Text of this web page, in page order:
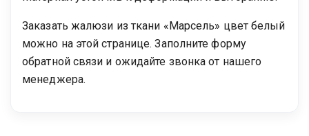
Заказать жалюзи из ткани «Марсель» цвет белый
можно на этой странице. Заполните форму
обратной связи и ожидайте звонка от нашего
менеджера.